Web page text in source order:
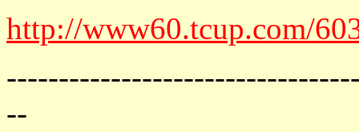
http://www60.tcup.com/
--